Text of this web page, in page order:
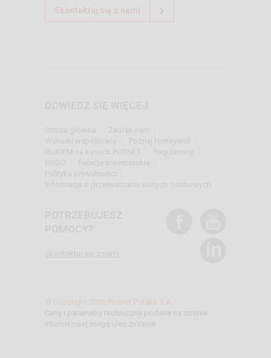
Skontaktuj się z nami
Ceny i parametry techniczne podane na stronie
internetowej mogą ulec zmianie